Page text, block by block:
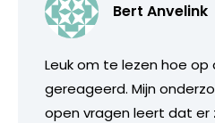
Bert Anvelink
Leuk om te lezen hoe
gereageerd. Mijn
open vragen leert dat er